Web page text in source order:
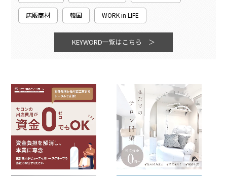
店販商材 韓国 WORK in LIFE
KEYWORD一覧はこちら